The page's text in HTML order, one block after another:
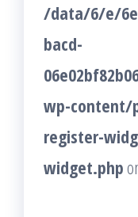
/data/6/e/
bacd-
wp-content/
register-
widget.php